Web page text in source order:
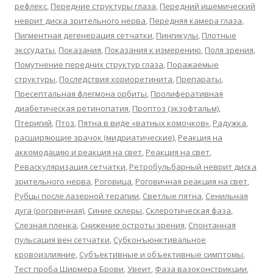
рефлекс, Передние структуры глаза, Передний ишемический
неврит диска зрительного нерва, Передняя камера глаза,
Пигментная дегенерация сетчатки, Пингикулы, Плотные
экссудаты, Показания, Показания к измерению, Поля зрения,
Помутнение передних структур глаза, Поражаемые
структуры, Последствия хориоретинита, Препараты,
Пресептальная флегмона орбиты, Пролиферативная
диабетическая ретинопатия, Проптоз (экзофтальм),
Птеригий, Птоз, Пятна в виде «ватных комочков», Радужка,
расширяющие зрачок (мидриатические), Реакция на
аккомодацию и реакция на свет, Реакция на свет,
Реваскуляризация сетчатки, Ретробульбарный неврит диска
зрительного нерва, Роговица, Роговичная реакция на свет,
Рубцы после лазерной терапии, Светлые пятна, Сенильная
дуга (роговичная), Синие склеры, Склеротическая фаза,
Слезная пленка, Снижение остроты зрения, Спонтанная
пульсация вен сетчатки, Субконъюнктивальное
кровоизлияние, Субъективные и объективные симптомы,
Тест проба Ширмера Брови,Увеит, Фаза вазоконстрикции,